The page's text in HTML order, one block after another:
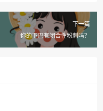
下一篇
你的下巴有闭合性粉刺吗？